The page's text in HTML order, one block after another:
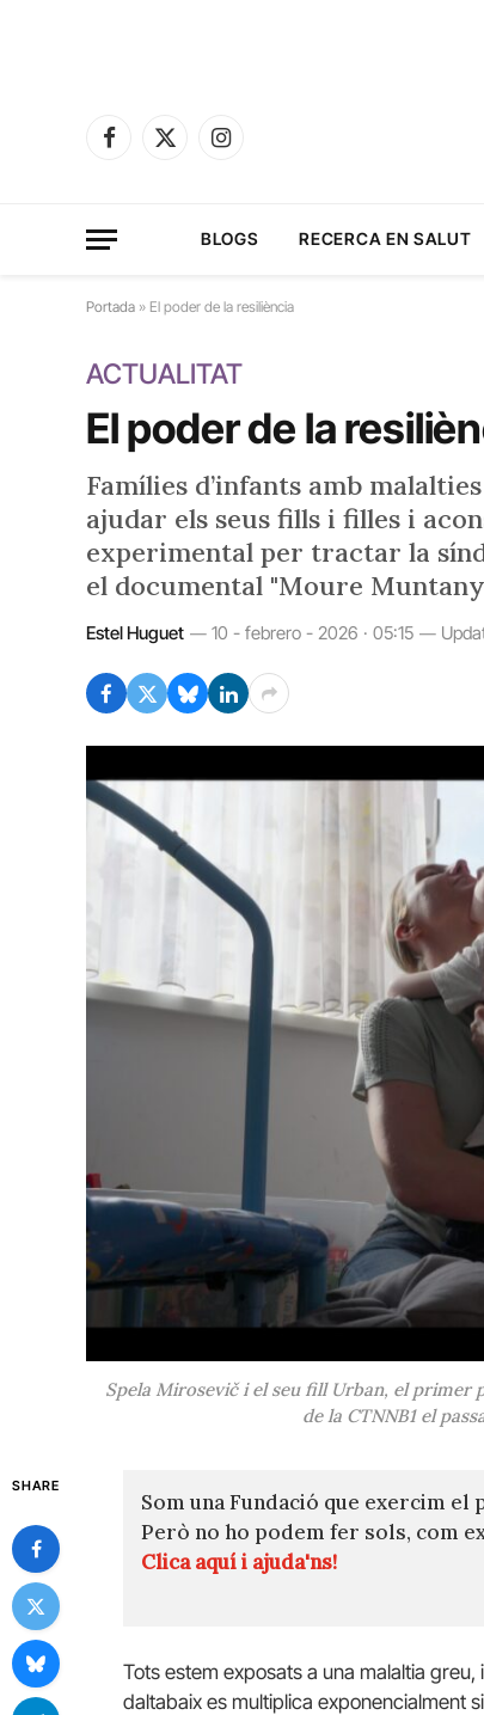
Facebook
X
Instagram
BLOGS RECERCA EN SALUT
Portada » El poder de la resiliència
ACTUALITAT
El poder de la
Famílies d’infants amb
ajudar els seus fills i filles i
experimental per tractar la
el documental "Moure
Estel Huguet 10 - febrero - 2026 · 05:15
Spela Mirosevič i el seu fill Urban, el primer
de la CTNNB1 el
SHARE
Som una Fundació que exercim
Però no ho podem fer sols, com
Clica aquí i ajuda'ns!
Tots estem exposats a una malaltia
daltabaix es multiplica exponencialment